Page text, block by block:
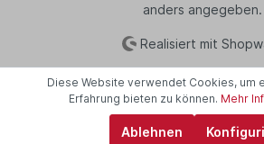
anders angegeben.
Realisiert mit
Diese Website verwendet Cookies, um
Erfahrung bieten zu können. Mehr
Ablehnen